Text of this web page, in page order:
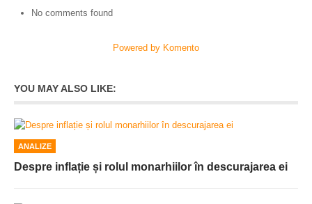
No comments found
Powered by Komento
YOU MAY ALSO LIKE:
ANALIZE
Despre inflație și rolul monarhiilor în descurajarea ei